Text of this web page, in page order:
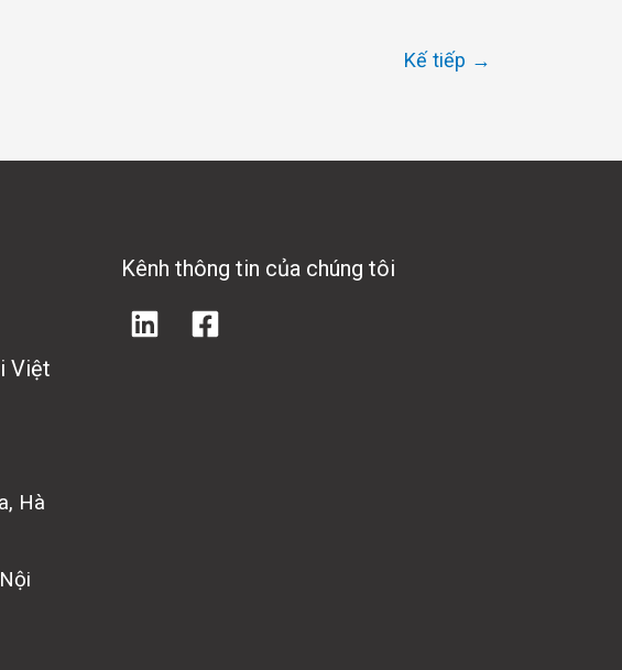
Kế tiếp →
Việt
Hà
Kênh thông tin của chúng tôi